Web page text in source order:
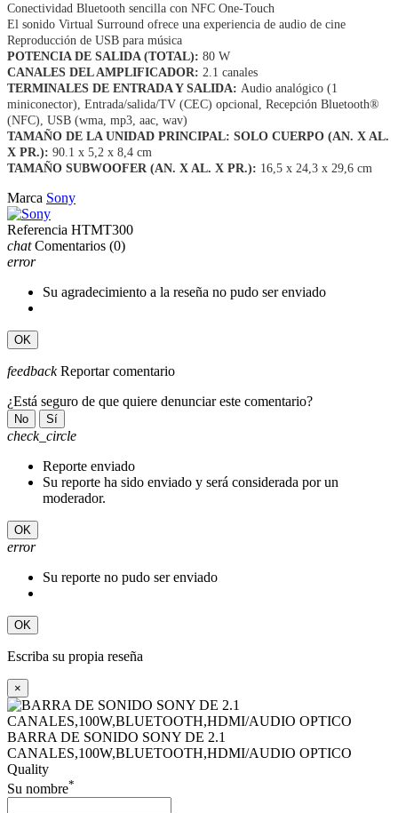
Conectividad Bluetooth sencilla con NFC One-Touch
El sonido Virtual Surround ofrece una experiencia de audio de cine
Reproducción de USB para música
POTENCIA DE SALIDA (TOTAL): 80 W
CANALES DEL AMPLIFICADOR: 2.1 canales
TERMINALES DE ENTRADA Y SALIDA: Audio analógico (1
miniconector), Entrada/salida/TV (CEC) opcional, Recepción Bluetooth®
(NFC), USB (wma, mp3, aac, wav)
TAMAÑO DE LA UNIDAD PRINCIPAL: SOLO CUERPO (AN. X AL.
X PR.): 90.1 x 5,2 x 8,4 cm
TAMAÑO SUBWOOFER (AN. X AL. X PR.): 16,5 x 24,3 x 29,6 cm
Marca Sony
Referencia HTMT300
chat Comentarios (0)
error
Su agradecimiento a la reseña no pudo ser enviado
OK
feedback Reportar comentario
¿Está seguro de que quiere denunciar este comentario?
No Sí
check_circle
Reporte enviado
Su reporte ha sido enviado y será considerada por un
moderador.
OK
error
Su reporte no pudo ser enviado
OK
Escriba su propia reseña
×
BARRA DE SONIDO SONY DE 2.1
CANALES,100W,BLUETOOTH,HDMI/AUDIO OPTICO
Quality
Su nombre*